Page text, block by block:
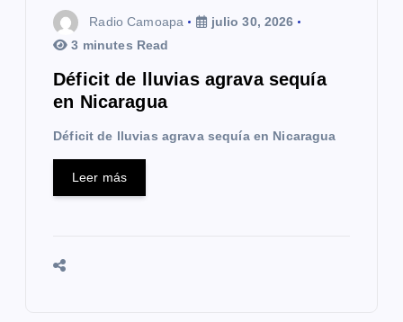
Radio Camoapa
julio 30, 2026
3 minutes Read
Déficit de lluvias agrava sequía
en Nicaragua
Déficit de lluvias agrava sequía en Nicaragua
Leer más